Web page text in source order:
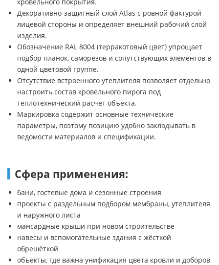
Декоративно-защитный слой Atlas с ровной фактурой
лицевой стороны и определяет внешний рабочий слой
изделия.
Обозначение RAL 8004 (терракотовый цвет) упрощает
подбор планок, саморезов и сопутствующих элементов в
одной цветовой группе.
Отсутствие встроенного утеплителя позволяет отдельно
настроить состав кровельного пирога под
теплотехнический расчёт объекта.
Маркировка содержит основные технические
параметры, поэтому позицию удобно закладывать в
ведомости материалов и спецификации.
Сфера применения:
бани, гостевые дома и сезонные строения
проекты с раздельным подбором мембраны, утеплителя
и наружного листа
мансардные крыши при новом строительстве
навесы и вспомогательные здания с жёсткой
обрешёткой
объекты, где важна унификация цвета кровли и доборов